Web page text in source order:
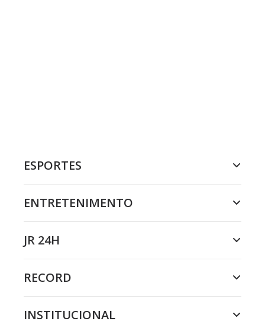
ESPORTES
ENTRETENIMENTO
JR 24H
RECORD
INSTITUCIONAL